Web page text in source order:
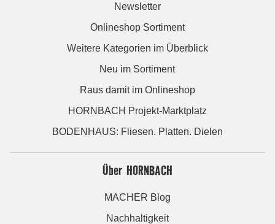
Newsletter
Onlineshop Sortiment
Weitere Kategorien im Überblick
Neu im Sortiment
Raus damit im Onlineshop
HORNBACH Projekt-Marktplatz
BODENHAUS: Fliesen. Platten. Dielen
Über HORNBACH
MACHER Blog
Nachhaltigkeit